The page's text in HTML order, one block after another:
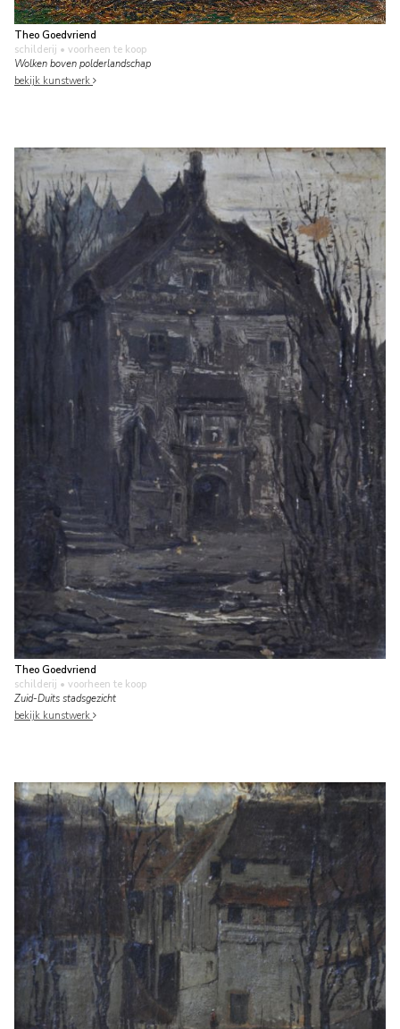
Theo Goedvriend
schilderij • voorheen te koop
Wolken boven polderlandschap
bekijk kunstwerk
Theo Goedvriend
schilderij • voorheen te koop
Zuid-Duits stadsgezicht
bekijk kunstwerk